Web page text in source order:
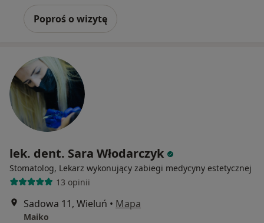
Poproś o wizytę
lek. dent. Sara Włodarczyk
Stomatolog, Lekarz wykonujący zabiegi medycyny estetycznej
13 opinii
Sadowa 11, Wieluń • Mapa
Maiko